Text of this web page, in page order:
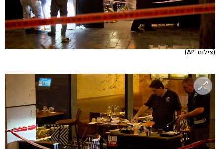
(צילום: AP)